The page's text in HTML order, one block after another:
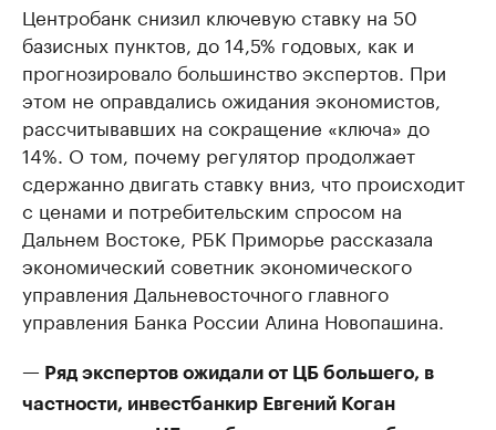
Центробанк снизил ключевую ставку на 50
базисных пунктов, до 14,5% годовых, как и
прогнозировало большинство экспертов. При
этом не оправдались ожидания экономистов,
рассчитывавших на сокращение «ключа» до
14%. О том, почему регулятор продолжает
сдержанно двигать ставку вниз, что происходит
с ценами и потребительским спросом на
Дальнем Востоке, РБК Приморье рассказала
экономический советник экономического
управления Дальневосточного главного
управления Банка России Алина Новопашина.
— Ряд экспертов ожидали от ЦБ большего, в
частности, инвестбанкир Евгений Коган